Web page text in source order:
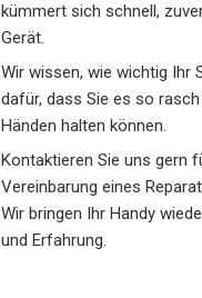
kümmert sich schnell,
Gerät.
Wir wissen, wie wichtig Ihr
dafür, dass Sie es so
Händen halten können.
Kontaktieren Sie uns gern
Vereinbarung eines
Wir bringen Ihr Handy
und Erfahrung.